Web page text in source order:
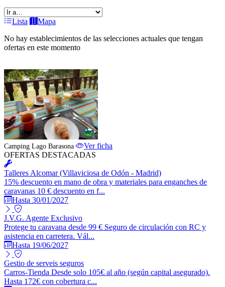
Lista
Mapa
No hay establecimientos de las selecciones actuales que tengan
ofertas en este momento
Camping Lago Barasona
Ver ficha
OFERTAS DESTACADAS
Talleres Alcomar (Villaviciosa de Odón - Madrid)
15% descuento en mano de obra y materiales para enganches de
caravanas 10 € descuento en f...
Hasta 30/01/2027
J.V.G. Agente Exclusivo
Protege tu caravana desde 99 € Seguro de circulación con RC y
asistencia en carretera. Vál...
Hasta 19/06/2027
Gestio de serveis seguros
Carros-Tienda Desde solo 105€ al año (según capital asegurado).
Hasta 172€ con cobertura c...